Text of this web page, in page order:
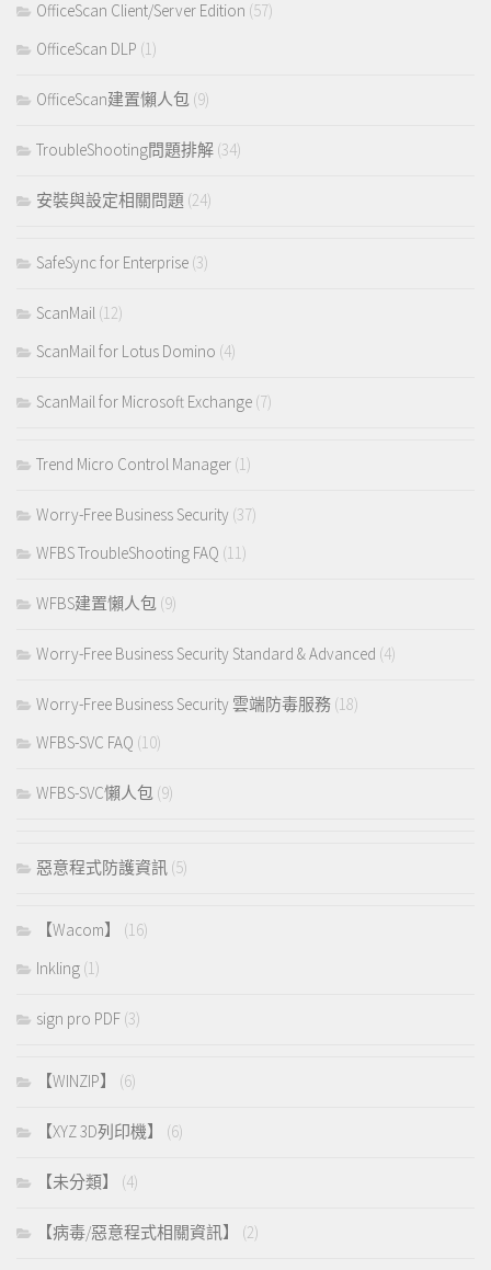
OfficeScan Client/Server Edition (57)
OfficeScan DLP (1)
OfficeScan建置懶人包 (9)
TroubleShooting問題排解 (34)
安裝與設定相關問題 (24)
SafeSync for Enterprise (3)
ScanMail (12)
ScanMail for Lotus Domino (4)
ScanMail for Microsoft Exchange (7)
Trend Micro Control Manager (1)
Worry-Free Business Security (37)
WFBS TroubleShooting FAQ (11)
WFBS建置懶人包 (9)
Worry-Free Business Security Standard & Advanced (4)
Worry-Free Business Security 雲端防毒服務 (18)
WFBS-SVC FAQ (10)
WFBS-SVC懶人包 (9)
惡意程式防護資訊 (5)
【Wacom】
(16)
Inkling (1)
sign pro PDF (3)
【WINZIP】 (6)
【XYZ 3D列印機】 (6)
【未分類】 (4)
【病毒/惡意程式相關資訊】 (2)